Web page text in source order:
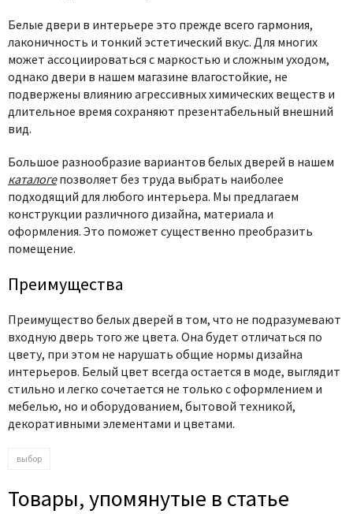
Белые двери в интерьере это прежде всего гармония,
лаконичность и тонкий эстетический вкус. Для многих
может ассоциироваться с маркостью и сложным уходом,
однако двери в нашем магазине влагостойкие, не
подвержены влиянию агрессивных химических веществ и
длительное время сохраняют презентабельный внешний
вид.
Большое разнообразие вариантов белых дверей в нашем
каталогепозволяет без труда выбрать наиболее
подходящий для любого интерьера. Мы предлагаем
конструкции различного дизайна, материала и
оформления. Это поможет существенно преобразить
помещение.
Преимущества
Преимущество белых дверей в том, что не подразумевают
входную дверь того же цвета. Она будет отличаться по
цвету, при этом не нарушать общие нормы дизайна
интерьеров. Белый цвет всегда остается в моде, выглядит
стильно и легко сочетается не только с оформлением и
мебелью, но и оборудованием, бытовой техникой,
декоративными элементами и цветами.
выбор
Товары, упомянутые в статье